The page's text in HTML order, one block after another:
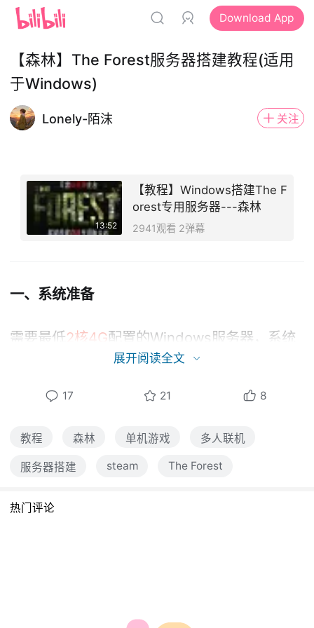
Download App
【森林】The Forest服务器搭建教程(适用
于Windows)
Lonely-陌沫 关注
13:52
【教程】Windows搭建The F
orest专用服务器---森林
2941观看 2弹幕
一、系统准备
需要最低2核4G配置的Windows服务器，系统
选择为Windows server 2019或者Windows s
二，安装steamcmd并下载游戏
1.用服务器浏览器下载steamcmd后解压压缩包
https://steamcdn-a.akamaihd.net/client/
展开阅读全文
17 21 8
教程 森林 单机游戏 多人联机
服务器搭建 steam The Forest
热门评论